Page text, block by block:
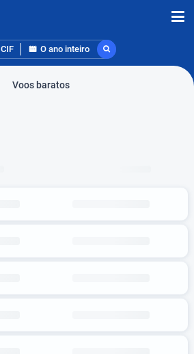
CIF O ano inteiro
Voos baratos